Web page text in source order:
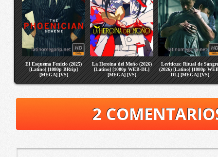
El Esquema Fenicio (2025)
[Latino] [1080p BRrip]
[MEGA] [VS]
La Heroina del Moño (2026)
[Latino] [1080p WEB-DL]
[MEGA] [VS]
Leviticus: Ritual de Sangre
(2026) [Latino] [1080p
DL] [MEGA] [VS]
2